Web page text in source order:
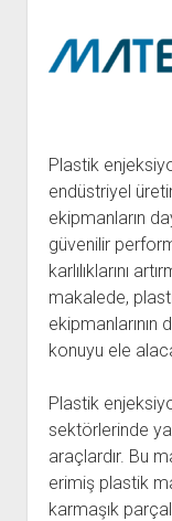
Plastik
endüstriyel
ekipmanların
güvenilir
karlılıklarını
makalede,
ekipmanlarının
konuyu ele
Plastik
sektörlerinde
araçlardır. Bu
erimiş plastik
karmaşık